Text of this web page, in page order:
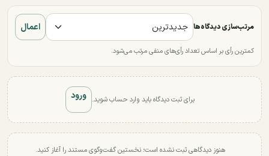
مرتب‌سازی دیدگاه‌ها اعمال
کمترین رأی بر اساس تعداد رأی‌های منفی مرتب می‌شود.
برای ثبت دیدگاه باید وارد حساب شوید. ورود
هنوز دیدگاهی ثبت نشده است؛ نخستین گفت‌وگوی مستند را آغاز کنید.